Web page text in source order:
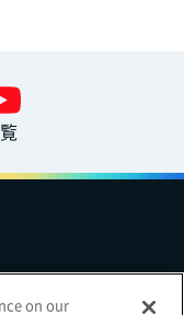
on our